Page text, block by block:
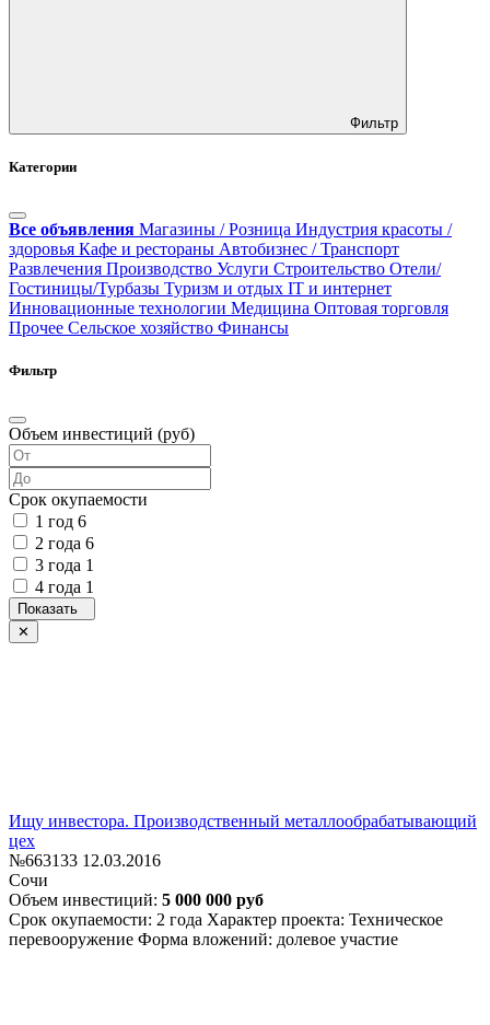
Фильтр
Категории
Все объявления Магазины / Розница Индустрия красоты /
здоровья Кафе и рестораны Автобизнес / Транспорт
Развлечения Производство Услуги Строительство Отели/
Гостиницы/Турбазы Туризм и отдых IT и интернет
Инновационные технологии Медицина Оптовая торговля
Прочее Сельское хозяйство Финансы
Фильтр
Объем инвестиций (руб)
Срок окупаемости
1 год 6
2 года 6
3 года 1
4 года 1
Ищу инвестора. Производственный металлообрабатывающий
цех
№663133 12.03.2016
Сочи
Объем инвестиций: 5 000 000 руб
Срок окупаемости: 2 года Характер проекта: Техническое
перевооружение Форма вложений: долевое участие